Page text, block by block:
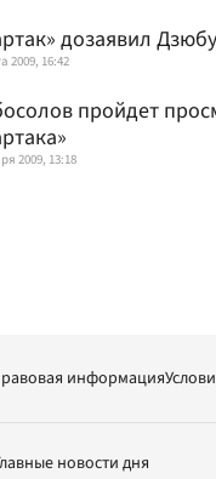
дозаявил
2009, 16:42
пройдет
2009, 13:18
информация
новости дня